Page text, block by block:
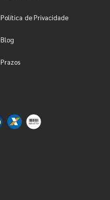
Política de Privacidade
Blog
Prazos